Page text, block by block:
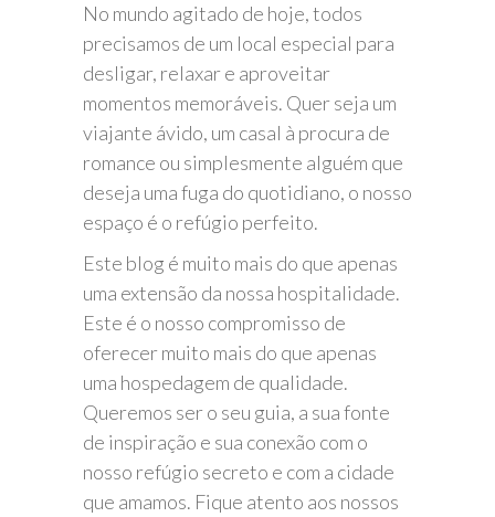
No mundo agitado de hoje, todos
precisamos de um local especial para
desligar, relaxar e aproveitar
momentos memoráveis. Quer seja um
viajante ávido, um casal à procura de
romance ou simplesmente alguém que
deseja uma fuga do quotidiano, o nosso
espaço é o refúgio perfeito.
Este blog é muito mais do que apenas
uma extensão da nossa hospitalidade.
Este é o nosso compromisso de
oferecer muito mais do que apenas
uma hospedagem de qualidade.
Queremos ser o seu guia, a sua fonte
de inspiração e sua conexão com o
nosso refúgio secreto e com a cidade
que amamos. Fique atento aos nossos